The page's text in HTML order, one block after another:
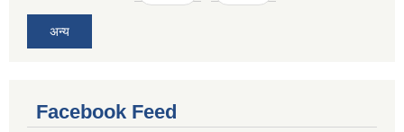
अन्य
Facebook Feed